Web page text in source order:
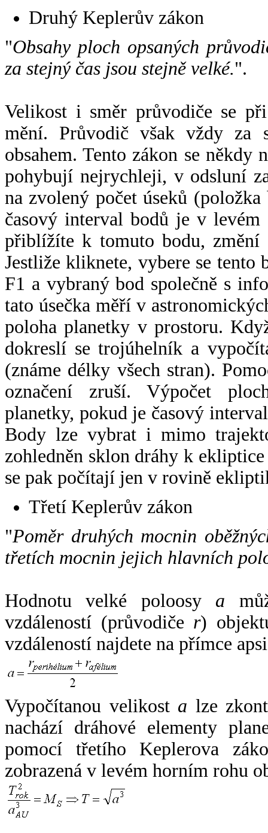
Druhý Keplerův zákon
"Obsahy ploch opsaných
za stejný čas jsou stejně velké.".
Velikost i směr průvodiče se
mění. Průvodič však vždy za
obsahem. Tento zákon se někdy
pohybují nejrychleji, v odsluní
na zvolený počet úseků
časový interval bodů je v
přiblížíte k tomuto bodu,
Jestliže kliknete, vybere se tento
F1 a vybraný bod společně s
tato úsečka měří v
poloha planetky v prostoru.
dokreslí se trojúhelník a
(známe délky všech stran).
označení zruší. Výpočet
planetky, pokud je časový
Body lze vybrat i mimo
zohledněn sklon dráhy k
se pak počítají jen v rovině
Třetí Keplerův zákon
"Poměr druhých mocnin
třetích mocnin jejich hlavních
Hodnotu velké poloosy a
vzdáleností (průvodiče r)
vzdáleností najdete na přímce
Vypočítanou velikost a lze
nachází dráhové elementy
pomocí třetího Keplerova
zobrazená v levém horním rohu